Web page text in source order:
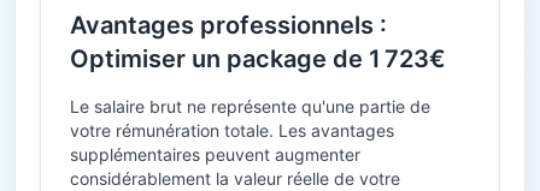
Avantages professionnels :
Optimiser un package de 1 723€
Le salaire brut ne représente qu'une partie de
votre rémunération totale. Les avantages
supplémentaires peuvent augmenter
considérablement la valeur réelle de votre